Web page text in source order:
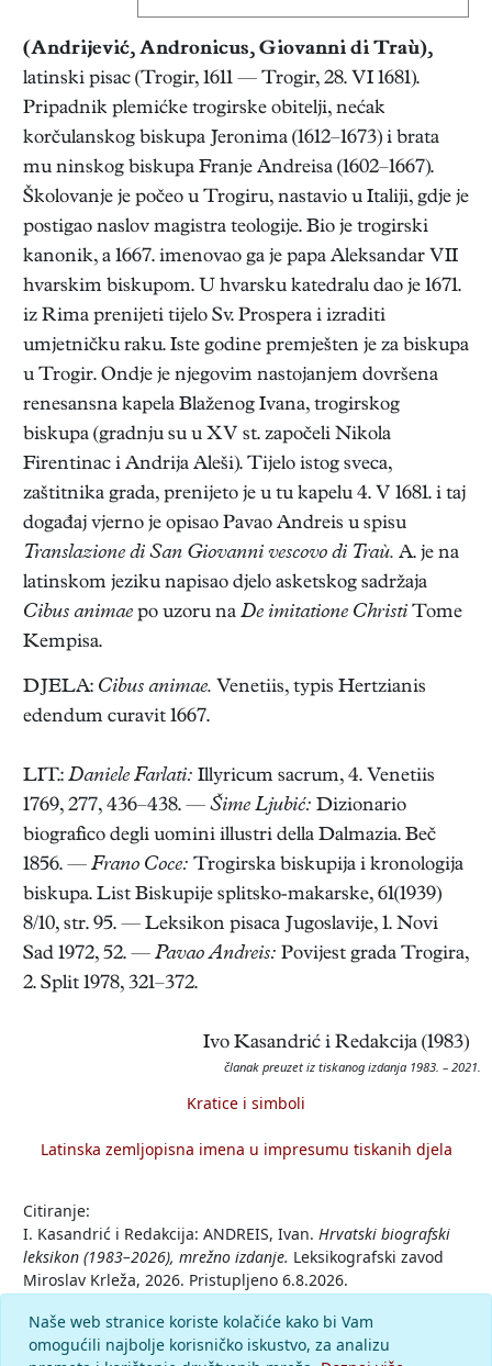
(Andrijević, Andronicus, Giovanni di Traù),
latinski pisac (Trogir, 1611 — Trogir, 28. VI 1681).
Pripadnik plemićke trogirske obitelji, nećak
korčulanskog biskupa Jeronima (1612–1673) i brata
mu ninskog biskupa Franje Andreisa (1602–1667).
Školovanje je počeo u Trogiru, nastavio u Italiji, gdje je
postigao naslov magistra teologije. Bio je trogirski
kanonik, a 1667. imenovao ga je papa Aleksandar VII
hvarskim biskupom. U hvarsku katedralu dao je 1671.
iz Rima prenijeti tijelo Sv. Prospera i izraditi
umjetničku raku. Iste godine premješten je za biskupa
u Trogir. Ondje je njegovim nastojanjem dovršena
renesansna kapela Blaženog Ivana, trogirskog
biskupa (gradnju su u XV st. započeli Nikola
Firentinac i Andrija Aleši). Tijelo istog sveca,
zaštitnika grada, prenijeto je u tu kapelu 4. V 1681. i taj
događaj vjerno je opisao Pavao Andreis u spisu
Translazione di San Giovanni vescovo di Traù. A. je na
latinskom jeziku napisao djelo asketskog sadržaja
Cibus animae po uzoru na De imitatione Christi Tome
Kempisa.
DJELA: Cibus animae. Venetiis, typis Hertzianis
edendum curavit 1667.
LIT.: Daniele Farlati: Illyricum sacrum, 4. Venetiis
1769, 277, 436–438. — Šime Ljubić: Dizionario
biografico degli uomini illustri della Dalmazia. Beč
1856. — Frano Coce: Trogirska biskupija i kronologija
biskupa. List Biskupije splitsko-makarske, 61(1939)
8/10, str. 95. — Leksikon pisaca Jugoslavije, 1. Novi
Sad 1972, 52. — Pavao Andreis: Povijest grada Trogira,
2. Split 1978, 321–372.
Ivo Kasandrić i Redakcija (1983)
članak preuzet iz tiskanog izdanja 1983. – 2021.
Kratice i simboli
Latinska zemljopisna imena u impresumu tiskanih djela
Citiranje:
I. Kasandrić i Redakcija: ANDREIS, Ivan. Hrvatski biografski
leksikon (1983–2026), mrežno izdanje. Leksikografski zavod
Miroslav Krleža, 2026. Pristupljeno 6.8.2026.
Komentar
Naše web stranice koriste kolačiće kako bi Vam
omogućili najbolje korisničko iskustvo, za analizu